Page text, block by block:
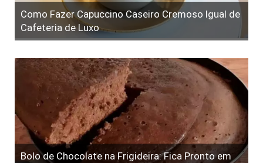
Como Fazer Capuccino Caseiro Cremoso Igual de
Cafeteria de Luxo
Bolo de Chocolate na Frigideira: Fica Pronto em